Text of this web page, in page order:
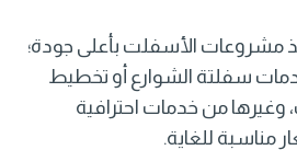
مشروعات الأسفلت بأعلى جودة؛
سفلتة الشوارع أو تخطيط
وغيرها من خدمات احترافية
مناسبة للغاية.